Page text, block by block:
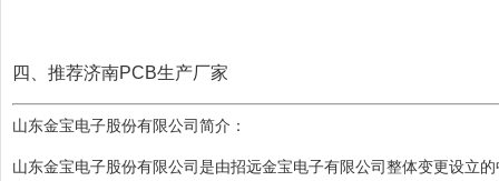
四、推荐济南PCB生产厂家
山东金宝电子股份有限公司简介：
山东金宝电子股份有限公司是由招远金宝电子有限公司整体变更设立